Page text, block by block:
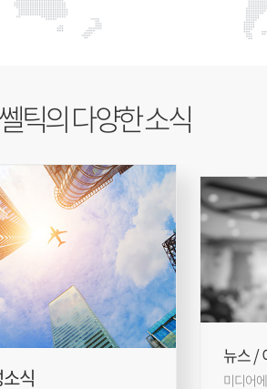
틱의 다양한 소식
식
뉴스 /
미디어